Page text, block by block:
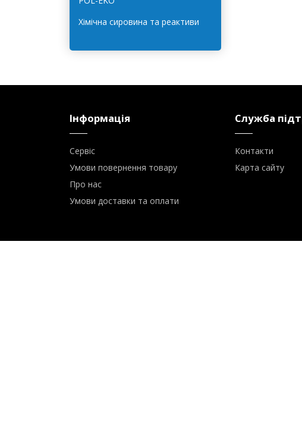
Теплотехнічне обладнання
Хімічна сировина та реактиви
Інформація
Сервіс
Умови повернення товару
Служба